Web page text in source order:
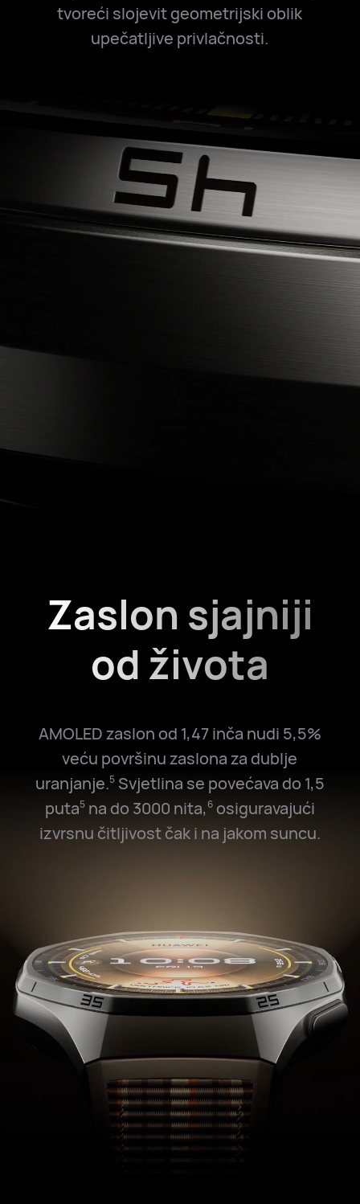
tvoreći slojevit geometrijski oblik
upečatljive privlačnosti.
Zaslon sjajniji
od života
AMOLED zaslon od 1,47 inča nudi 5,5%
veću površinu zaslona za dublje
uranjanje.5Svjetlina se povećava do 1,5
puta5na do 3000 nita,6osiguravajući
izvrsnu čitljivost čak i na jakom suncu.